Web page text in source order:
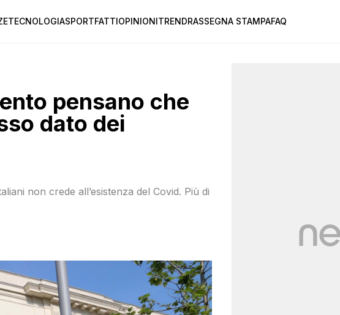
TECNOLOGIASPORTFATTIOPINIONITRENDRASSEGNA STAMPAFAQ
pensano che
dato dei
non crede all’esistenza del Covid. Più di